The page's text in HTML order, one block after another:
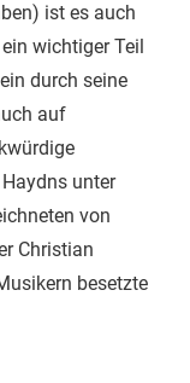
ist es auch
wichtiger Teil
durch seine
auf
unter
von
Christian
besetz­te